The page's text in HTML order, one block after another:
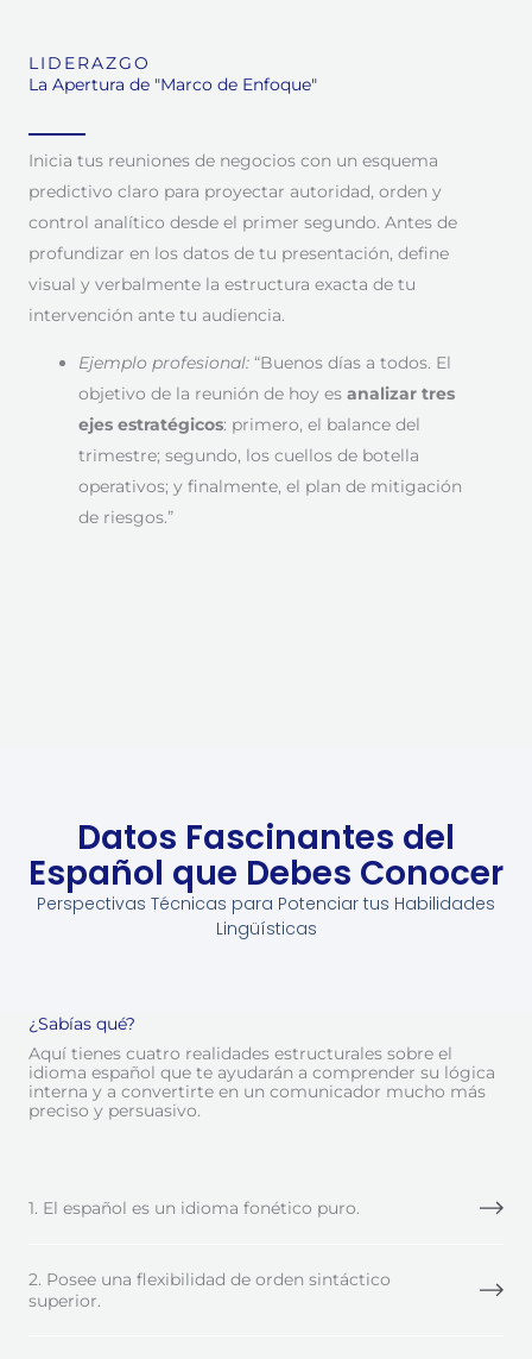
LIDERAZGO
La Apertura de "Marco de Enfoque"
Inicia tus reuniones de negocios con un esquema
predictivo claro para proyectar autoridad, orden y
control analítico desde el primer segundo. Antes de
profundizar en los datos de tu presentación, define
visual y verbalmente la estructura exacta de tu
intervención ante tu audiencia.
Ejemplo profesional: “Buenos días a todos. El
objetivo de la reunión de hoy es analizar tres
ejes estratégicos: primero, el balance del
trimestre; segundo, los cuellos de botella
operativos; y finalmente, el plan de mitigación
de riesgos.”
Datos Fascinantes del
Español que Debes Conocer
Perspectivas Técnicas para Potenciar tus Habilidades
Lingüísticas
¿Sabías qué?
Aquí tienes cuatro realidades estructurales sobre el
idioma español que te ayudarán a comprender su lógica
interna y a convertirte en un comunicador mucho más
preciso y persuasivo.
1. El español es un idioma fonético puro.
2. Posee una flexibilidad de orden sintáctico
superior.